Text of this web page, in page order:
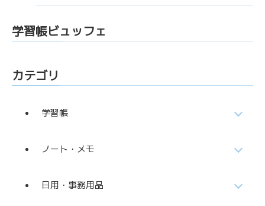
学習帳ビュッフェ
カテゴリ
学習帳
ノート・メモ
日用・事務用品